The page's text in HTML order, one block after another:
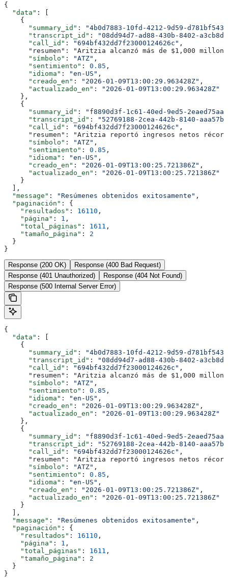
{
  "data"
: [
    {
      "summary_id"
:
"4b0d7883-10fd-4212-9d59-
      "transcript_id"
:
"08dd94d7-ad88-430b-8402-
      "call_id"
: "694bf432dd7f23000124626c" ,
"resumen": "Aritzia alcanzó más de $1,000
      "símbolo"
: "ATZ" ,
      "sentimiento"
: 0.85 ,
      "idioma"
: "en-US" ,
      "creado_en"
: "2026-01-09T13:00:29.963428Z" ,
      "actualizado_en"
:
"2026-01-09T13:00:29.963428Z"
    },
    {
      "summary_id"
:
"f8890d3f-1c61-40ed-9ed5-
      "transcript_id"
:
"52769188-2cea-442b-8140-
      "call_id"
: "694bf432dd7f23000124626c" ,
"resumen": "Aritzia reportó ingresos netos
      "símbolo"
: "ATZ" ,
      "sentimiento"
: 0.85 ,
      "idioma"
: "en-US" ,
      "creado_en"
: "2026-01-09T13:00:25.721386Z" ,
      "actualizado_en"
:
"2026-01-09T13:00:25.721386Z"
    }
  ],
  "message"
: "Resúmenes obtenidos exitosamente" ,
  "paginación"
: {
    "resultados"
: 16110 ,
    "página"
: 1 ,
    "total_páginas"
: 1611 ,
    "tamaño_página"
: 2
  }
}
Response (200 OK)
Response (400 Bad Request)
Response (401 Unauthorized)
Response (404 Not Found)
Response (500 Internal Server Error)
{
  "data"
: [
    {
      "summary_id"
:
"4b0d7883-10fd-4212-9d59-
      "transcript_id"
:
"08dd94d7-ad88-430b-8402-
      "call_id"
: "694bf432dd7f23000124626c" ,
"resumen": "Aritzia alcanzó más de $1,000
      "símbolo"
: "ATZ" ,
      "sentimiento"
: 0.85 ,
      "idioma"
: "en-US" ,
      "creado_en"
: "2026-01-09T13:00:29.963428Z" ,
      "actualizado_en"
:
"2026-01-09T13:00:29.963428Z"
    },
    {
      "summary_id"
:
"f8890d3f-1c61-40ed-9ed5-
      "transcript_id"
:
"52769188-2cea-442b-8140-
      "call_id"
: "694bf432dd7f23000124626c" ,
"resumen": "Aritzia reportó ingresos netos
      "símbolo"
: "ATZ" ,
      "sentimiento"
: 0.85 ,
      "idioma"
: "en-US" ,
      "creado_en"
: "2026-01-09T13:00:25.721386Z" ,
      "actualizado_en"
:
"2026-01-09T13:00:25.721386Z"
    }
  ],
  "message"
: "Resúmenes obtenidos exitosamente" ,
  "paginación"
: {
    "resultados"
: 16110 ,
    "página"
: 1 ,
    "total_páginas"
: 1611 ,
    "tamaño_página"
: 2
  }
}